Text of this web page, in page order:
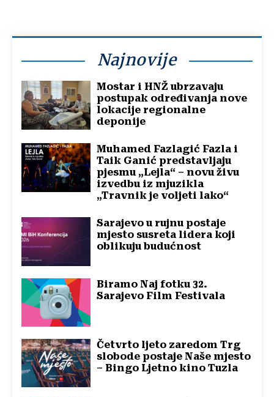
Najnovije
Mostar i HNŽ ubrzavaju
postupak određivanja nove
lokacije regionalne
deponije
Muhamed Fazlagić Fazla i
Taik Ganić predstavljaju
pjesmu „Lejla“ – novu živu
izvedbu iz mjuzikla
„Travnik je voljeti lako“
Sarajevo u rujnu postaje
mjesto susreta lidera koji
oblikuju budućnost
Biramo Naj fotku 32.
Sarajevo Film Festivala
Četvrto ljeto zaredom Trg
slobode postaje Naše mjesto
– Bingo Ljetno kino Tuzla